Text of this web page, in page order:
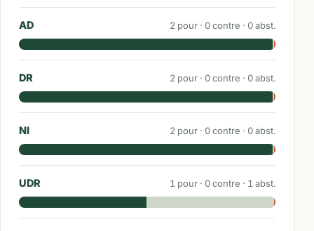
AD 2 pour · 0contre · 0abst.
DR 2 pour · 0contre · 0abst.
NI 2 pour · 0contre · 0abst.
UDR 1 pour · 0contre · 1 abst.